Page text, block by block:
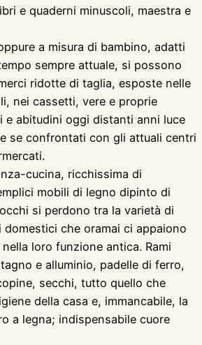
e quaderni minuscoli, maestra e
a misura di bambino, adatti
sempre attuale, si possono
ridotte di taglia, esposte nelle
nei cassetti, vere e proprie
e abitudini oggi distanti anni luce
se confrontati con gli attuali centri
cucina, ricchissima di
mobili di legno dipinto di
si perdono tra la varietà di
che oramai ci appaiono
loro funzione antica. Rami
e alluminio, padelle di ferro,
secchi, tutto quello che
della casa e, immancabile, la
a legna; indispensabile cuore